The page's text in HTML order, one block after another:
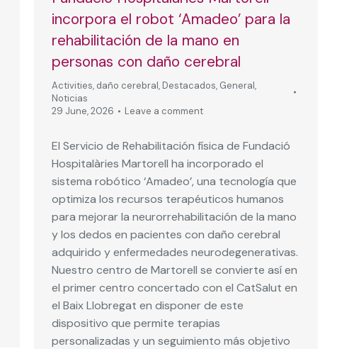
incorpora el robot ‘Amadeo’ para la
rehabilitación de la mano en
personas con daño cerebral
Activities, daño cerebral, Destacados, General,
Noticias
29 June, 2026
Leave a comment
El Servicio de Rehabilitación física de Fundació
Hospitalàries Martorell ha incorporado el
sistema robótico ‘Amadeo’, una tecnología que
optimiza los recursos terapéuticos humanos
para mejorar la neurorrehabilitación de la mano
y los dedos en pacientes con daño cerebral
adquirido y enfermedades neurodegenerativas.
Nuestro centro de Martorell se convierte así en
el primer centro concertado con el CatSalut en
el Baix Llobregat en disponer de este
dispositivo que permite terapias
personalizadas y un seguimiento más objetivo